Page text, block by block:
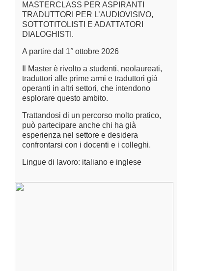
MASTERCLASS PER ASPIRANTI
TRADUTTORI PER L’AUDIOVISIVO,
SOTTOTITOLISTI E ADATTATORI
DIALOGHISTI.
A partire dal 1° ottobre 2026
Il Master è rivolto a studenti, neolaureati,
traduttori alle prime armi e traduttori già
operanti in altri settori, che intendono
esplorare questo ambito.
Trattandosi di un percorso molto pratico,
può partecipare anche chi ha già
esperienza nel settore e desidera
confrontarsi con i docenti e i colleghi.
Lingue di lavoro: italiano e inglese